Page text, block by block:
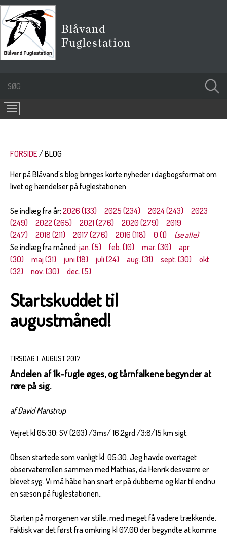
FORSIDE
BLOG
Her på Blåvand's blog bringes korte nyheder i dagbogsformat om
livet og hændelser på fuglestationen.
Se indlæg fra år: 2026 (133) 2025 (234) 2024 (243)
2023
(249)
2022 (265) 2021 (276) 2020 (279)
2019
(247)
2018 (211) 2017 (276) 2016 (118) 0 (1)
(se alle)
Se indlæg fra måned: jan. (5) feb. (10) mar. (30)
apr.
(30)
maj (31) juni (18) juli (24) aug. (31) sept. (30)
okt.
(32)
nov. (30) dec. (5)
Startskuddet til
augustmåned!
TIRSDAG 1. AUGUST 2017
Andelen af 1k-fugle øges, og tårnfalkene begynder at
røre på sig.
af David Manstrup
Vejret kl 05:30: SV (203) /3ms/ 16,2grd /3:8/15 km sigt.
Obsen startede som vanligt kl. 05:30. Jeg havde overtaget
observatørrollen sammen med Mathias, da Henrik desværre er
blevet syg. Vi må håbe han snart er på dubberne og klar til endnu
en sæson på fuglestationen..
Starten på morgenen var stille, med meget få vadere trækkende.
Faktisk var det først fra omkring kl 07.00 der begyndte at komme